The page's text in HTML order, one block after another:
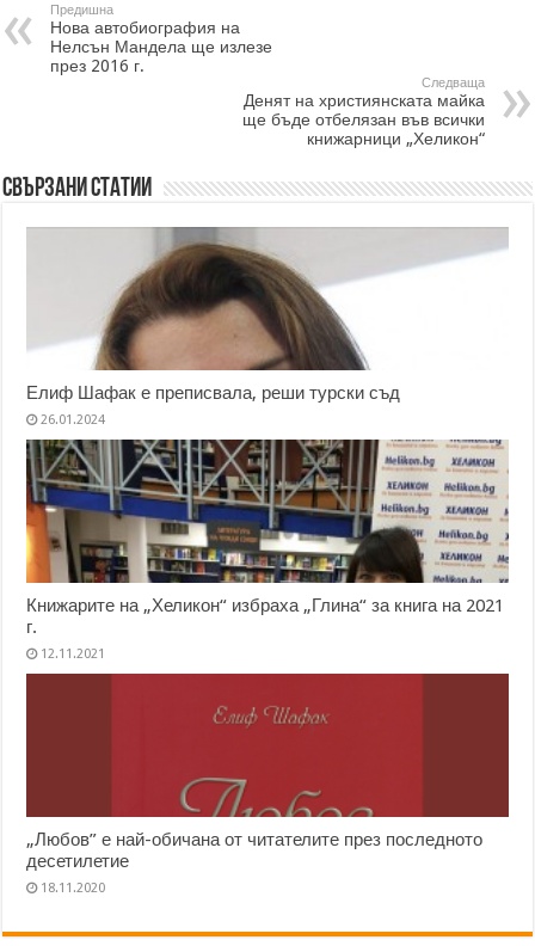
Предишна
Нова автобиография на
Нелсън Мандела ще излезе
през 2016 г.
Следваща
Денят на християнската майка
ще бъде отбелязан във всички
книжарници „Хеликон“
Свързани статии
Елиф Шафак е преписвала, реши турски съд
26.01.2024
Книжарите на „Хеликон“ избраха „Глина“ за книга на 2021
г.
12.11.2021
„Любов” е най-обичана от читателите през последното
десетилетие
18.11.2020